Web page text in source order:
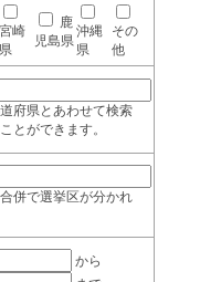
宮崎
県
鹿
児島県
沖縄
県
その
他
府県とあわせて検索
とができます。
併で選挙区が分かれ
から